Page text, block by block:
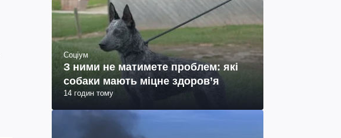
Соціум
З ними не матимете проблем: які
собаки мають міцне здоров’я
14 годин тому